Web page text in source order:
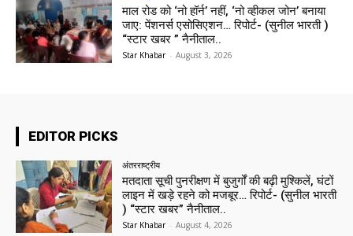
माल रोड को ‘नो हॉर्न’ नहीं, ‘नो व्हीकल जोन’ बनाया
जाए: पेंशनर्स एसोसिएशन… रिपोर्ट- (सुनील भारती )
“स्टार खबर ” नैनीताल..
Star Khabar - August 3, 2026
EDITOR PICKS
अंतरराष्ट्रीय
मतदाता सूची पुनरीक्षण में बुजुर्गों की बढ़ी मुश्किलें, घंटों
लाइन में खड़े रहने को मजबूर… रिपोर्ट- (सुनील भारती
) “स्टार खबर” नैनीताल..
Star Khabar - August 4, 2026